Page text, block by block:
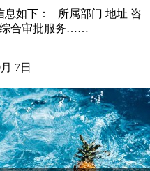
息如下： 所属部门 地址 咨
综合审批服务……
7日